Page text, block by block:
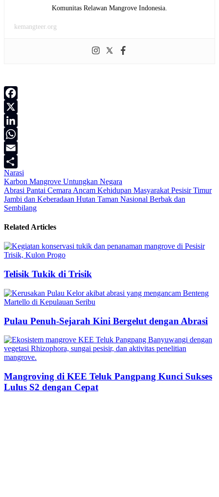
Komunitas Relawan Mangrove Indonesia.
kemangteer.org
Facebook
X
LinkedIn
WhatsApp
Email
Share
Narasi
Navigasi
pos
Karbon Mangrove Untungkan Negara
Abrasi Pantai Cemara Ancam Kehidupan Masyarakat Pesisir Timur
Jambi dan Keberadaan Hutan Taman Nasional Berbak dan
Sembilang
Related Articles
Telisik Tukik di Trisik
Pulau Penuh-Sejarah Kini Bergelut dengan Abrasi
Mangroving di KEE Teluk Pangpang Kunci Sukses
Lulus S2 dengan Cepat